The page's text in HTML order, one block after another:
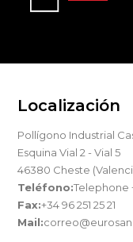
Localización
Pollígono Industrial
Esquina Vial 2 - Vial 5
46380 Cheste
Teléfono:Telephone
Fax:+34 96 251 25 21
Mail: